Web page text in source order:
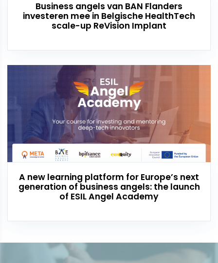
Business angels van BAN Flanders
investeren mee in Belgische HealthTech
scale-up ReVision Implant
A new learning platform for Europe’s next
generation of business angels: the launch
of ESIL Angel Academy